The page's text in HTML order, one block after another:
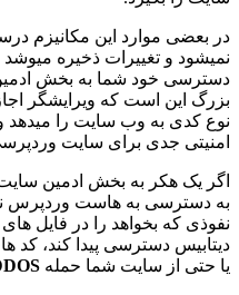
در بعضی موارد این مکانیزم
نمیشود و تغییرات ذخیره
دسترسی خود شما به بخش
بزرگ این است که ویرایشگر
نوع کدی به وب سایت را
امنیتی جدی برای سایت
اگر یک هکر به بخش ادمین
به دسترسی به هاست وردپرس
نفوذی که بخواهد را در فایل
دیتابیس دسترسی پیدا کند، کد
یا حتی از سایت شما حمله